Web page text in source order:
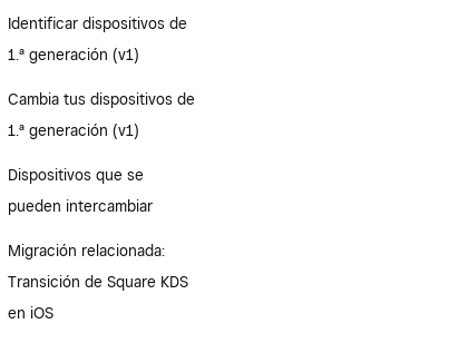
Identificar dispositivos de
1.ª generación (v1)
Cambia tus dispositivos de
1.ª generación (v1)
Dispositivos que se
pueden intercambiar
Migración relacionada:
Transición de Square KDS
en iOS